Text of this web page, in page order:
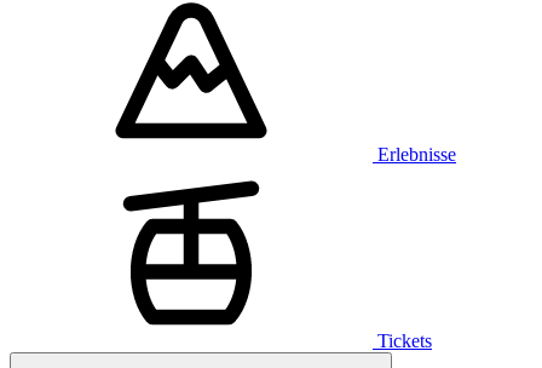
Erlebnisse
Tickets